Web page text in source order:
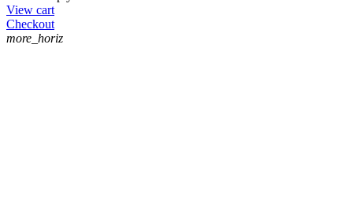
View cart
Checkout
more_horiz